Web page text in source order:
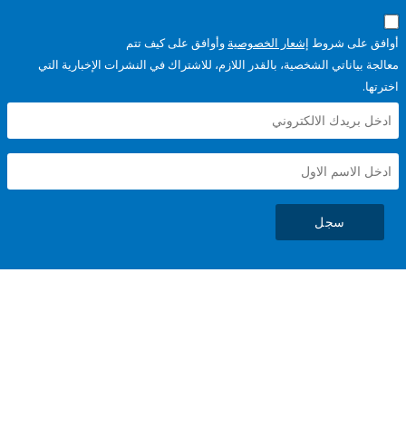
شروطإشعار الخصوصيةوأوافق على كيف تتم
الشخصية، بالقدر اللازم، للاشتراك في النشرات الإخبارية التي